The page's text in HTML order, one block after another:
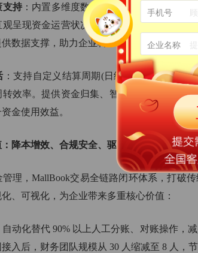
手机号
企业名称
支持：内置多维度数据分析模型，自动生成
呈现资金运营状况。通过数据挖掘与分析
数据支撑，助力企业科学决策。
：支持自定义结算周期(日结、周结、月结)
效率。提供资金归集、智能分润、提现管
金使用效益。
降本增效、合规安全、驱动增长
理，MallBook交易全链路闭环体系，打破
、可视化，为企业带来多重核心价值：
自动化替代 90% 以上人工分账、对账操作，
入后，财务团队规模从 30 人缩减至 8 人，节